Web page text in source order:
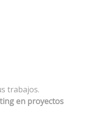
trabajos.
en proyectos